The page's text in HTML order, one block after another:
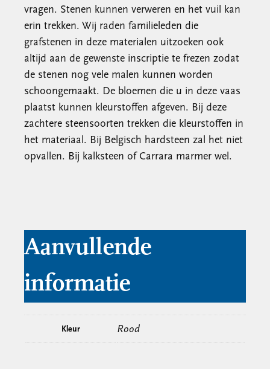
vragen. Stenen kunnen verweren en het vuil kan
erin trekken. Wij raden familieleden die
grafstenen in deze materialen uitzoeken ook
altijd aan de gewenste inscriptie te frezen zodat
de stenen nog vele malen kunnen worden
schoongemaakt. De bloemen die u in deze vaas
plaatst kunnen kleurstoffen afgeven. Bij deze
zachtere steensoorten trekken die kleurstoffen in
het materiaal. Bij Belgisch hardsteen zal het niet
opvallen. Bij kalksteen of Carrara marmer wel.
Aanvullende
informatie
Kleur Rood